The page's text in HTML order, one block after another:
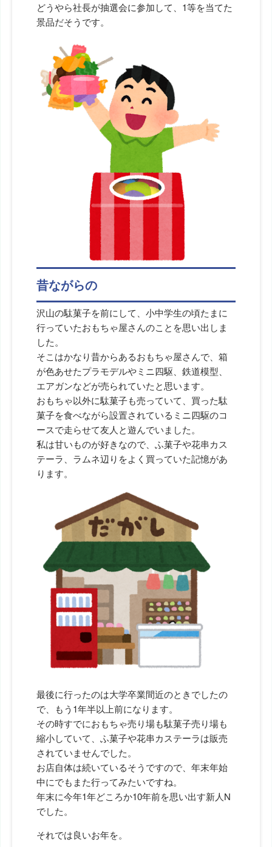
どうやら社長が抽選会に参加して、1等を当てた
景品だそうです。
昔ながらの
沢山の駄菓子を前にして、小中学生の頃たまに
行っていたおもちゃ屋さんのことを思い出しま
した。
そこはかなり昔からあるおもちゃ屋さんで、箱
が色あせたプラモデルやミニ四駆、鉄道模型、
エアガンなどが売られていたと思います。
おもちゃ以外に駄菓子も売っていて、買った駄
菓子を食べながら設置されているミニ四駆のコ
ースで走らせて友人と遊んでいました。
私は甘いものが好きなので、ふ菓子や花串カス
テーラ、ラムネ辺りをよく買っていた記憶があ
ります。
最後に行ったのは大学卒業間近のときでしたの
で、もう1年半以上前になります。
その時すでにおもちゃ売り場も駄菓子売り場も
縮小していて、ふ菓子や花串カステーラは販売
されていませんでした。
お店自体は続いているそうですので、年末年始
中にでもまた行ってみたいですね。
年末に今年1年どころか10年前を思い出す新人N
でした。
それでは良いお年を。